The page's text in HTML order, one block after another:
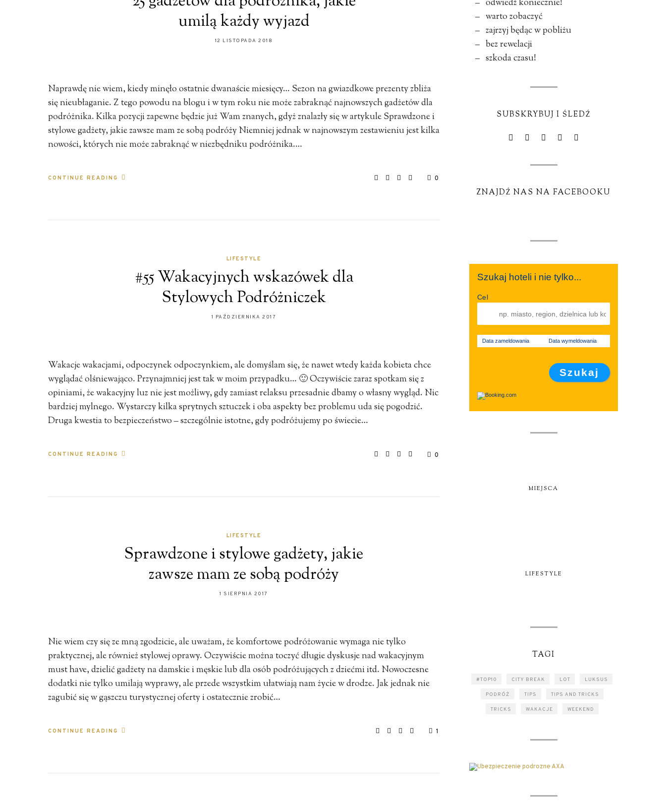
umilą każdy wyjazd
12 LISTOPADA 2018
Naprawdę nie wiem, kiedy minęło ostatnie dwanaście miesięcy… Sezon na gwiazdkowe prezenty zbliża
się nieubłaganie. Z tego powodu na blogu i w tym roku nie może zabraknąć najnowszych gadżetów dla
podróżnika. Kilka pozycji zapewne będzie już Wam znanych, gdyż znalazły się w artykule Sprawdzone i
stylowe gadżety, jakie zawsze mam ze sobą podróży Niemniej jednak w najnowszym zestawieniu jest kilka
nowości, których nie może zabraknąć w niezbędniku podróżnika.…
CONTINUE READING 0
LIFESTYLE
#55 Wakacyjnych wskazówek dla
Stylowych Podróżniczek
1 PAŹDZIERNIKA 2017
Wakacje wakacjami, odpoczynek odpoczynkiem, ale domyślam się, że nawet wtedy każda kobieta chce
wyglądać olśniewająco. Przynajmniej jest tak w moim przypadku… 🙂 Oczywiście zaraz spotkam się z
opiniami, że wakacyjny luz nie jest możliwy, gdy zamiast relaksu przesadnie dbamy o własny wygląd. Nic
bardziej mylnego. Wystarczy kilka sprytnych sztuczek i oba aspekty bez problemu uda się pogodzić.
Druga kwestia to bezpieczeństwo – szczególnie istotne, gdy podróżujemy po świecie…
CONTINUE READING 0
LIFESTYLE
Sprawdzone i stylowe gadżety, jakie
zawsze mam ze sobą podróży
1 SIERPNIA 2017
Nie wiem czy się ze mną zgodzicie, ale uważam, że komfortowe podróżowanie wymaga nie tylko
praktycznej, ale również stylowej oprawy. Oczywiście można toczyć długie dyskusje nad wakacyjnym
must have, dzielić gadżety na damskie i męskie lub dla osób podróżujących z dziećmi itd. Nowoczesne
dodatki nie tylko umilają wyprawy, ale przede wszystkim ułatwiają nam życie w drodze. Jak jednak nie
zagubić się w gąszczu turystycznej oferty i ostatecznie zrobić…
CONTINUE READING 1
– odwiedź koniecznie!
– warto zobaczyć
– zajrzyj będąc w pobliżu
– bez rewelacji
– szkoda czasu!
SUBSKRYBUJ I ŚLEDŹ
ZNAJDŹ NAS NA FACEBOOKU
Szukaj hoteli i nie tylko...
Cel
Data zameldowania Data wymeldowania
MIEJSCA
LIFESTYLE
TAGI
#TOP10 CITY BREAK LOT LUKSUS
PODRÓŻ TIPS TIPS AND TRICKS
TRICKS WAKACJE WEEKEND